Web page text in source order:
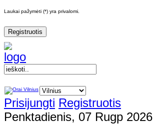
Laukai pažymėti (*) yra privalomi.
Registruotis
Prisijungti Registruotis
Penktadienis, 07 Rugp 2026